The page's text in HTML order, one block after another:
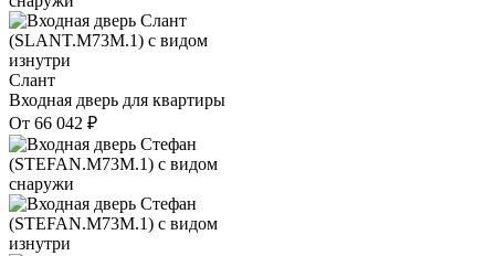
Слант
Входная дверь для квартиры
От 66 042 ₽